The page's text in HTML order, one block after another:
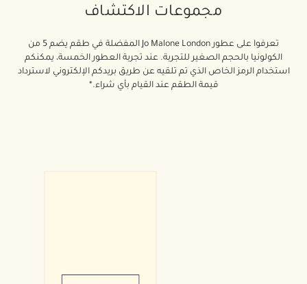
مجموعات الاكتشاف
تعرفوا على عطور Jo Malone London المفضلة في طقم يضم 5 من
الكولونيا بالحجم الصغير للتجربة. عند تجربة العطور الخمسة، يمكنكم
استخدام الرمز الخاص الذي تم تلقيه عن طريق بريدكم الإلكتروني لاسترداد
قيمة الطقم عند القيام بأي شراء.*